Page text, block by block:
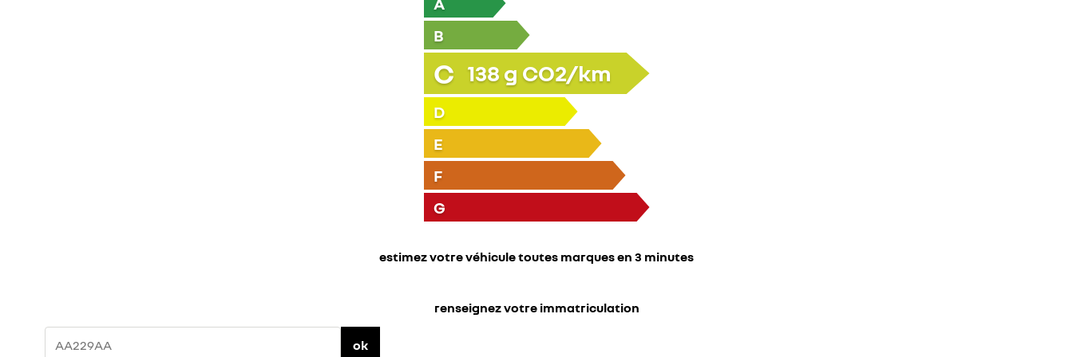
B
C 138 g CO2/km
D
E
F
G
estimez votre véhicule toutes marques en 3 minutes
renseignez votre immatriculation
ok